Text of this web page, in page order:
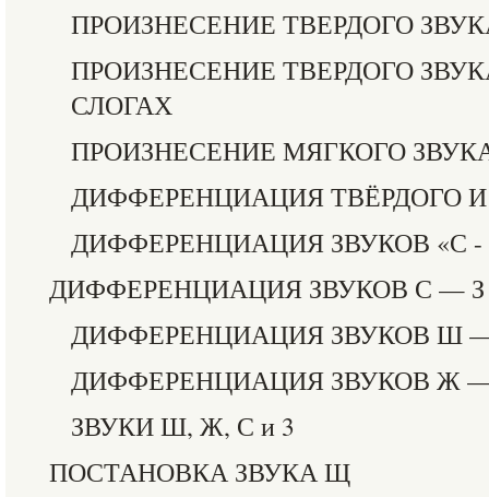
ПРОИЗНЕСЕНИЕ ТВЕРДОГО
ПРОИЗНЕСЕНИЕ ТВЕРДОГО
СЛОГАХ
ПРОИЗНЕСЕНИЕ МЯГКОГО ЗВУКА
ДИФФЕРЕНЦИАЦИЯ ТВЁРДОГО
ДИФФЕРЕНЦИАЦИЯ ЗВУКОВ «С -
ДИФФЕРЕНЦИАЦИЯ ЗВУКОВ С —
ДИФФЕРЕНЦИАЦИЯ ЗВУКОВ Ш
ДИФФЕРЕНЦИАЦИЯ ЗВУКОВ Ж
ЗВУКИ Ш, Ж, С и 3
ПОСТАНОВКА ЗВУКА Щ